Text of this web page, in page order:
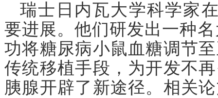
瑞士日内瓦大学科学家
要进展。他们研发出一种
功将糖尿病小鼠血糖调节
传统移植手段，为开发不
胰腺开辟了新途径。相关